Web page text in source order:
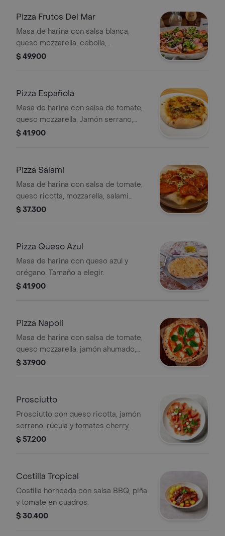
Pizza Frutos Del Mar
Masa de harina con salsa blanca,
queso mozzarella, cebolla,
camarones, palmitos, calamar y vino,
$ 49.900
Pizza Española
Masa de harina con salsa de tomate,
queso mozzarella, Jamón serrano,
chorizo español y pepperoni, tamaño
$ 41.900
Pizza Salami
Masa de harina con salsa de tomate,
queso ricotta, mozzarella, salami
picante y jamón de cerdo, tamaño a
$ 37.300
Pizza Queso Azul
Masa de harina con queso azul y
orégano. Tamaño a elegir.
$ 41.900
Pizza Napoli
Masa de harina con salsa de tomate,
queso mozzarella, jamón ahumado,
pepperoni y orégano, tamaño a elegir.
$ 37.900
Prosciutto
Prosciutto con queso ricotta, jamón
serrano, rúcula y tomates cherry.
$ 57.200
Costilla Tropical
Costilla horneada con salsa BBQ, piña
y tomate en cuadros.
$ 30.400